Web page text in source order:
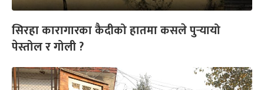
सिरहा कारागारका कैदीको हातमा कसले पुर्‍यायो
पेस्तोल र गोली ?